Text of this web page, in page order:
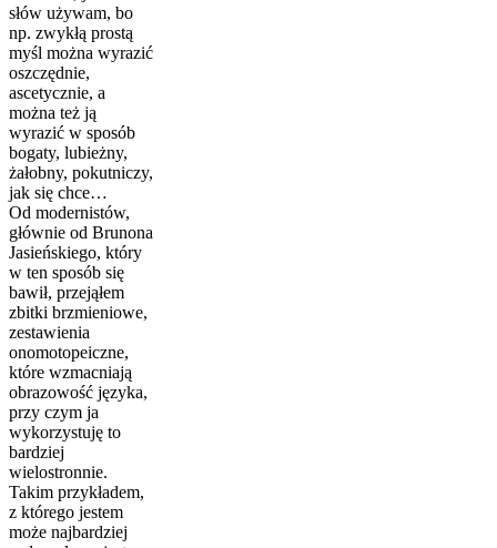
słów używam, bo
np. zwykłą prostą
myśl można wyrazić
oszczędnie,
ascetycznie, a
można też ją
wyrazić w sposób
bogaty, lubieżny,
żałobny, pokutniczy,
jak się chce…
Od modernistów,
głównie od Brunona
Jasieńskiego, który
w ten sposób się
bawił, przejąłem
zbitki brzmieniowe,
zestawienia
onomotopeiczne,
które wzmacniają
obrazowość języka,
przy czym ja
wykorzystuję to
bardziej
wielostronnie.
Takim przykładem,
z którego jestem
może najbardziej